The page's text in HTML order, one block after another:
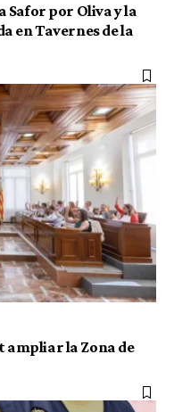
Safor por Oliva y la
en Tavernes de la
la Zona de